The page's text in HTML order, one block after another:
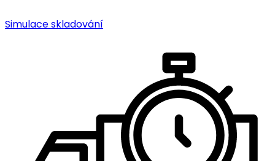
Simulace skladování